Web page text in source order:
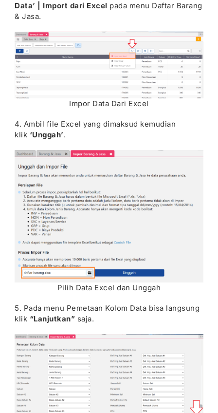
Data’ | Import dari Excel pada menu Daftar Barang
& Jasa.
Impor Data Dari Excel
4. Ambil file Excel yang dimaksud kemudian
klik ‘Unggah’.
Pilih Data Excel dan Unggah
5. Pada menu Pemetaan Kolom Data bisa langsung
klik “Lanjutkan” saja.